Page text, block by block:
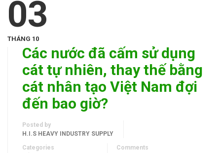
03
THÁNG 10
Các nước đã cấm sử dụng
cát tự nhiên, thay thế bằng
cát nhân tạo Việt Nam đợi
đến bao giờ?
Posted by
H.I.S HEAVY INDUSTRY SUPPLY
Categories
Comments